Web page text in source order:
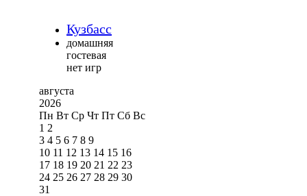
Кузбасс
домашняя
гостевая
нет игр
августа
2026
Пн Вт Ср Чт Пт Сб Вс
1 2
3 4 5 6 7 8 9
10 11 12 13 14 15 16
17 18 19 20 21 22 23
24 25 26 27 28 29 30
31